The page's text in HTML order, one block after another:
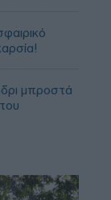
μπροστά